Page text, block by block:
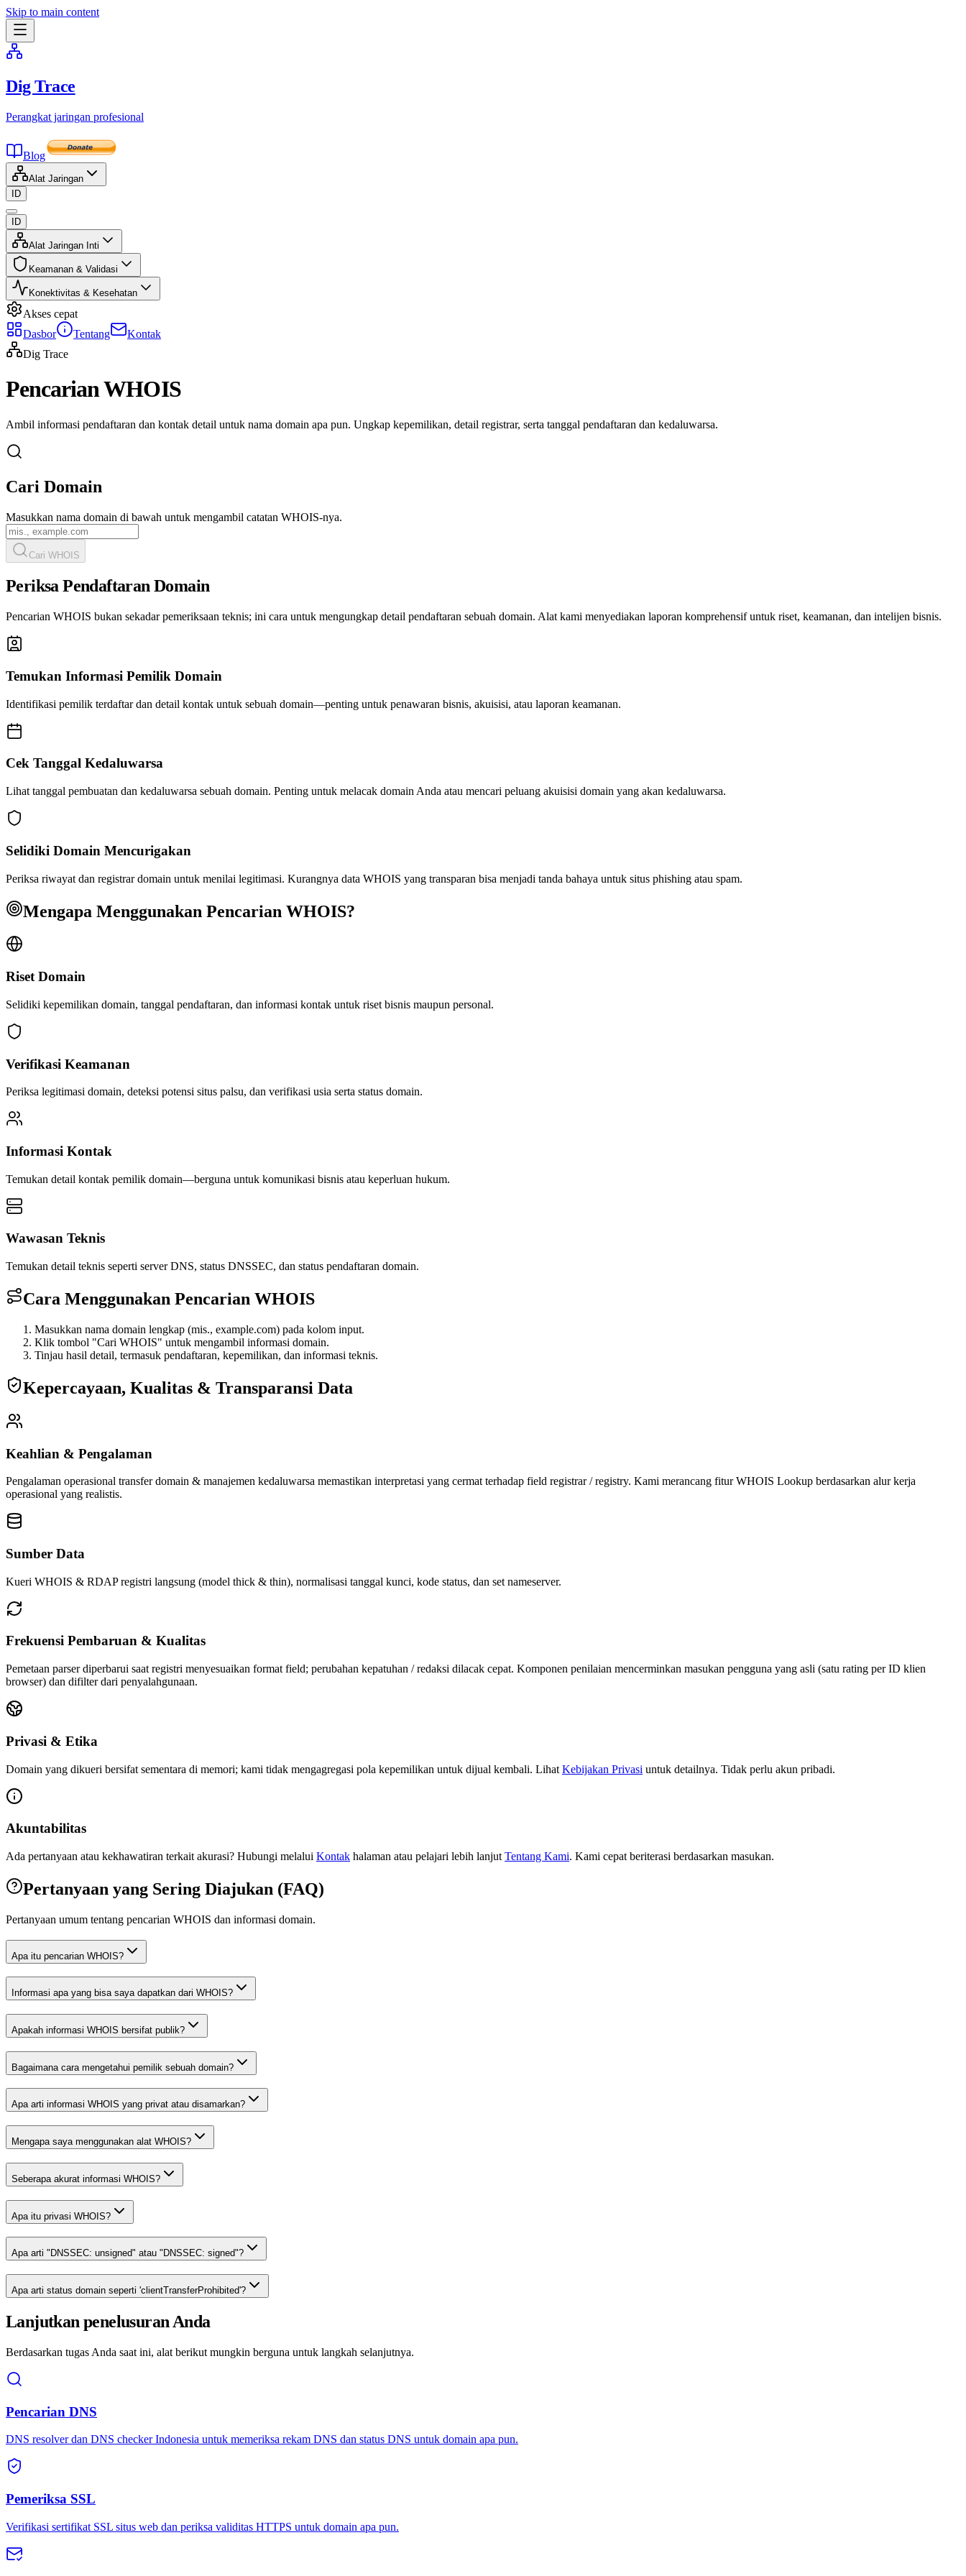
Skip to main content
Dig Trace
Perangkat jaringan profesional
Blog
Alat Jaringan
ID
ID
Alat Jaringan Inti
Keamanan & Validasi
Konektivitas & Kesehatan
Akses cepat
Dasbor
Tentang
Kontak
Dig Trace
Pencarian WHOIS
Ambil informasi pendaftaran dan kontak detail untuk nama domain apa pun. Ungkap kepemilikan, detail registrar, serta tanggal pendaftaran dan kedaluwarsa.
Cari Domain
Masukkan nama domain di bawah untuk mengambil catatan WHOIS-nya.
Cari WHOIS
Periksa Pendaftaran Domain
Pencarian WHOIS bukan sekadar pemeriksaan teknis; ini cara untuk mengungkap detail pendaftaran sebuah domain. Alat kami menyediakan laporan komprehensif untuk riset, keamanan, dan intelijen bisnis.
Temukan Informasi Pemilik Domain
Identifikasi pemilik terdaftar dan detail kontak untuk sebuah domain—penting untuk penawaran bisnis, akuisisi, atau laporan keamanan.
Cek Tanggal Kedaluwarsa
Lihat tanggal pembuatan dan kedaluwarsa sebuah domain. Penting untuk melacak domain Anda atau mencari peluang akuisisi domain yang akan kedaluwarsa.
Selidiki Domain Mencurigakan
Periksa riwayat dan registrar domain untuk menilai legitimasi. Kurangnya data WHOIS yang transparan bisa menjadi tanda bahaya untuk situs phishing atau spam.
Mengapa Menggunakan Pencarian WHOIS?
Riset Domain
Selidiki kepemilikan domain, tanggal pendaftaran, dan informasi kontak untuk riset bisnis maupun personal.
Verifikasi Keamanan
Periksa legitimasi domain, deteksi potensi situs palsu, dan verifikasi usia serta status domain.
Informasi Kontak
Temukan detail kontak pemilik domain—berguna untuk komunikasi bisnis atau keperluan hukum.
Wawasan Teknis
Temukan detail teknis seperti server DNS, status DNSSEC, dan status pendaftaran domain.
Cara Menggunakan Pencarian WHOIS
Masukkan nama domain lengkap (mis., example.com) pada kolom input.
Klik tombol "Cari WHOIS" untuk mengambil informasi domain.
Tinjau hasil detail, termasuk pendaftaran, kepemilikan, dan informasi teknis.
Kepercayaan, Kualitas & Transparansi Data
Keahlian & Pengalaman
Pengalaman operasional transfer domain & manajemen kedaluwarsa memastikan interpretasi yang cermat terhadap field registrar / registry. Kami merancang fitur WHOIS Lookup berdasarkan alur kerja
operasional yang realistis.
Sumber Data
Kueri WHOIS & RDAP registri langsung (model thick & thin), normalisasi tanggal kunci, kode status, dan set nameserver.
Frekuensi Pembaruan & Kualitas
Pemetaan parser diperbarui saat registri menyesuaikan format field; perubahan kepatuhan / redaksi dilacak cepat. Komponen penilaian mencerminkan masukan pengguna yang asli (satu rating per ID klien
browser) dan difilter dari penyalahgunaan.
Privasi & Etika
Domain yang dikueri bersifat sementara di memori; kami tidak mengagregasi pola kepemilikan untuk dijual kembali. Lihat Kebijakan Privasi untuk detailnya. Tidak perlu akun pribadi.
Akuntabilitas
Ada pertanyaan atau kekhawatiran terkait akurasi? Hubungi melalui Kontak halaman atau pelajari lebih lanjut Tentang Kami. Kami cepat beriterasi berdasarkan masukan.
Pertanyaan yang Sering Diajukan (FAQ)
Pertanyaan umum tentang pencarian WHOIS dan informasi domain.
Apa itu pencarian WHOIS?
Informasi apa yang bisa saya dapatkan dari WHOIS?
Apakah informasi WHOIS bersifat publik?
Bagaimana cara mengetahui pemilik sebuah domain?
Apa arti informasi WHOIS yang privat atau disamarkan?
Mengapa saya menggunakan alat WHOIS?
Seberapa akurat informasi WHOIS?
Apa itu privasi WHOIS?
Apa arti "DNSSEC: unsigned" atau "DNSSEC: signed"?
Apa arti status domain seperti 'clientTransferProhibited'?
Lanjutkan penelusuran Anda
Berdasarkan tugas Anda saat ini, alat berikut mungkin berguna untuk langkah selanjutnya.
Pencarian DNS
DNS resolver dan DNS checker Indonesia untuk memeriksa rekam DNS dan status DNS untuk domain apa pun.
Pemeriksa SSL
Verifikasi sertifikat SSL situs web dan periksa validitas HTTPS untuk domain apa pun.